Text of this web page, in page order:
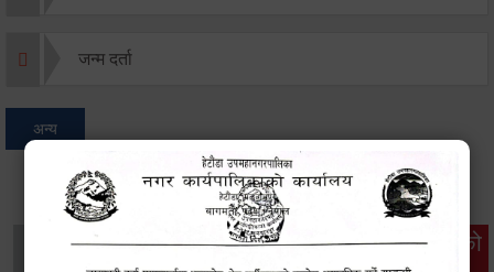
जन्म दर्ता
अन्य
थप विवरणहरु
सामाजिक सुरक्षा तथा
महिला
सूचनाको